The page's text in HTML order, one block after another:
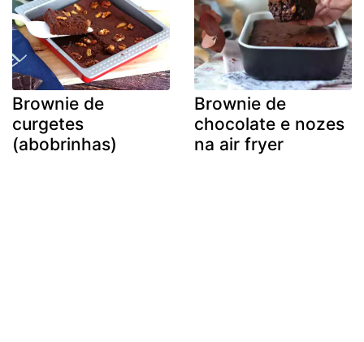
Brownie de
curgetes
(abobrinhas)
Brownie de
chocolate e nozes
na air fryer